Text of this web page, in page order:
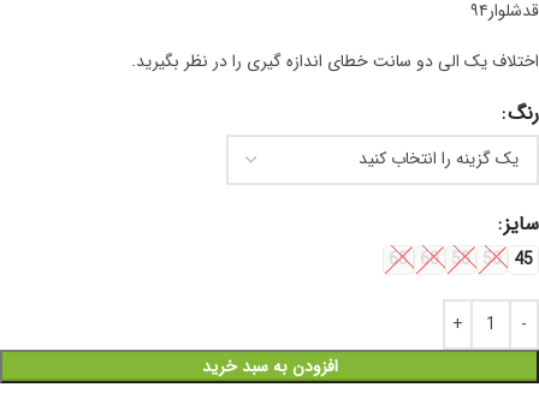
قدشلوار۹۴
اختلاف یک الی دو سانت خطای اندازه گیری را در نظر بگیرید.
رنگ
سایز
45
50
55
60
65
افزودن به سبد خرید